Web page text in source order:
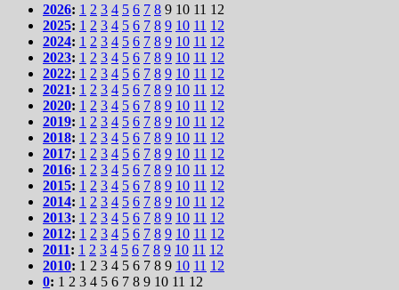
2026: 1 2 3 4 5 6 7 8 9 10 11 12
2025: 1 2 3 4 5 6 7 8 9 10 11 12
2024: 1 2 3 4 5 6 7 8 9 10 11 12
2023: 1 2 3 4 5 6 7 8 9 10 11 12
2022: 1 2 3 4 5 6 7 8 9 10 11 12
2021: 1 2 3 4 5 6 7 8 9 10 11 12
2020: 1 2 3 4 5 6 7 8 9 10 11 12
2019: 1 2 3 4 5 6 7 8 9 10 11 12
2018: 1 2 3 4 5 6 7 8 9 10 11 12
2017: 1 2 3 4 5 6 7 8 9 10 11 12
2016: 1 2 3 4 5 6 7 8 9 10 11 12
2015: 1 2 3 4 5 6 7 8 9 10 11 12
2014: 1 2 3 4 5 6 7 8 9 10 11 12
2013: 1 2 3 4 5 6 7 8 9 10 11 12
2012: 1 2 3 4 5 6 7 8 9 10 11 12
2011: 1 2 3 4 5 6 7 8 9 10 11 12
2010: 1 2 3 4 5 6 7 8 9 10 11 12
0: 1 2 3 4 5 6 7 8 9 10 11 12